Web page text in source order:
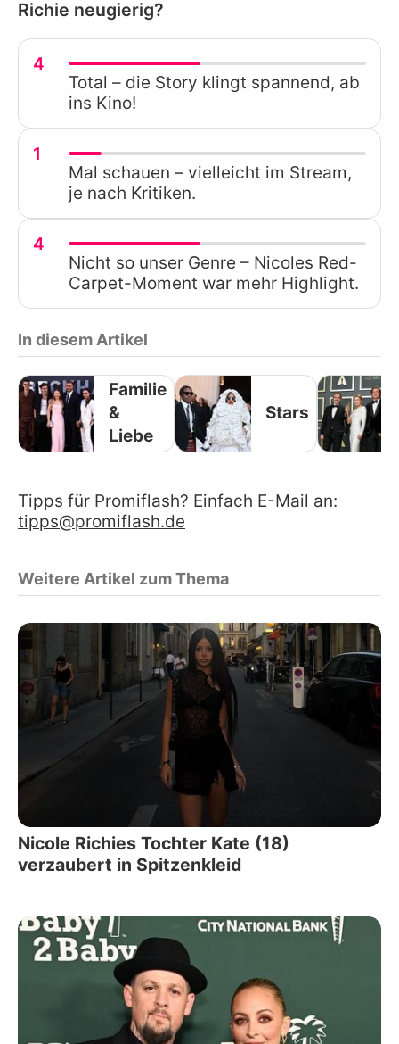
Richie neugierig?
4
Total – die Story klingt spannend, ab
ins Kino!
1
Mal schauen – vielleicht im Stream,
je nach Kritiken.
4
Nicht so unser Genre – Nicoles Red-
Carpet-Moment war mehr Highlight.
In diesem Artikel
Familie
&
Liebe
Stars
Tipps für Promiflash? Einfach E-Mail an:
tipps@promiflash.de
Weitere Artikel zum Thema
Nicole Richies Tochter Kate (18)
verzaubert in Spitzenkleid